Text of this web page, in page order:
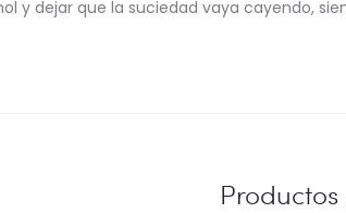
y dejar que la suciedad vaya cayendo,